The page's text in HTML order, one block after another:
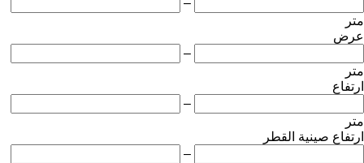
متر
عرض
–
متر
ارتفاع
–
متر
ارتفاع صينية القطر
–